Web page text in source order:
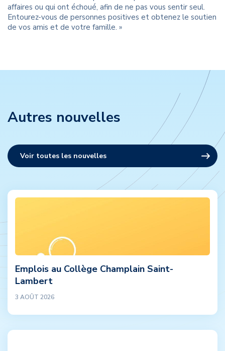
affaires ou qui ont échoué, afin de ne pas vous sentir seul.
Entourez-vous de personnes positives et obtenez le soutien
de vos amis et de votre famille. »
Autres nouvelles
Voir toutes les nouvelles
Emplois au Collège Champlain Saint-
Lambert
3 AOÛT 2026